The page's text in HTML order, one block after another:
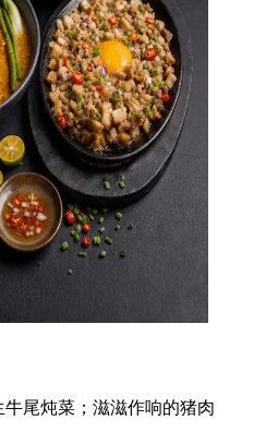
尾炖菜；滋滋作响的猪肉